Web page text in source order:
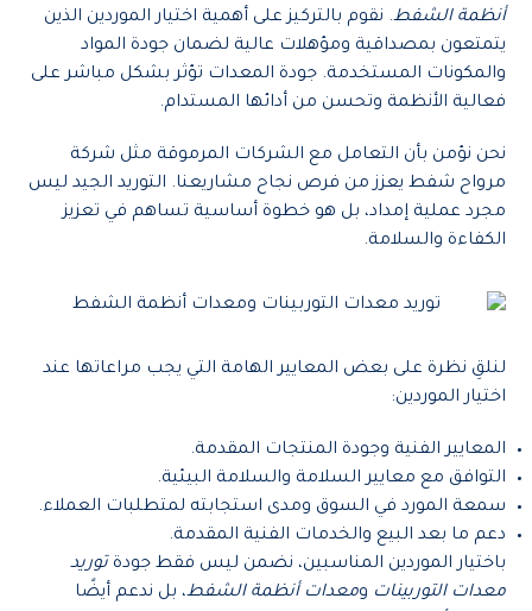
أنظمة الشفط. نقوم بالتركيز على أهمية اختيار الموردين الذين
يتمتعون بمصداقية ومؤهلات عالية لضمان جودة المواد
والمكونات المستخدمة. جودة المعدات تؤثر بشكل مباشر على
فعالية الأنظمة وتحسن من أدائها المستدام.
نحن نؤمن بأن التعامل مع الشركات المرموقة مثل شركة
مرواح شفط يعزز من فرص نجاح مشاريعنا. التوريد الجيد ليس
مجرد عملية إمداد، بل هو خطوة أساسية تساهم في تعزيز
الكفاءة والسلامة.
لنلقِ نظرة على بعض المعايير الهامة التي يجب مراعاتها عند
اختيار الموردين:
المعايير الفنية وجودة المنتجات المقدمة.
التوافق مع معايير السلامة والسلامة البيئية.
سمعة المورد في السوق ومدى استجابته لمتطلبات العملاء.
دعم ما بعد البيع والخدمات الفنية المقدمة.
باختيار الموردين المناسبين، نضمن ليس فقط جودةتوريد
معدات التوربينات ومعدات أنظمة الشفط، بل ندعم أيضًا